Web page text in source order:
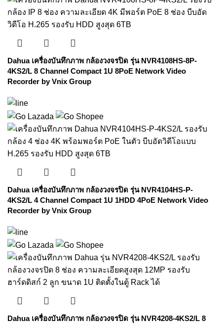
Dahua เครื่องบันทึกภาพ กล้องวงจรปิด รุ่น NVR4108HS-8P-
4KS2/L 8 Channel Compact 1U 8PoE Network Video
Recorder by Vnix Group
Dahua เครื่องบันทึกภาพ กล้องวงจรปิด รุ่น NVR4104HS-P-
4KS2/L 4 Channel Compact 1U 1HDD 4PoE Network Video
Recorder by Vnix Group
Dahua เครื่องบันทึกภาพ กล้องวงจรปิด รุ่น NVR4208-4KS2/L 8